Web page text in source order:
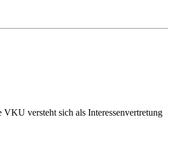
versteht sich als Interessenvertretung